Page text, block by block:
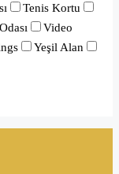
Tenis Kortu
Video
Yeşil Alan